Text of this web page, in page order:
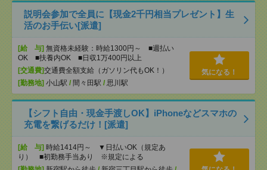
説明会参加で全員に【現金2千円相当プレゼント】生
活のお手伝い[派遣]
[給 与] 無資格未経験：時給1300円～ ■週払い
OK ■扶養内OK ■日収1万400円以上
[交通費]交通費全額支給（ガソリン代もOK！）
[勤務地] 小山駅 / 間々田駅 / 思川駅
気になる！
【シフト自由・現金手渡しOK】iPhoneなどスマホの
充電を繋げるだけ！[派遣]
[給 与] 時給1414円～ ▼日払いOK（規定あ
り） ■初勤務手当あり ※規定による